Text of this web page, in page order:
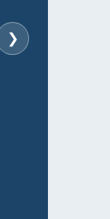
❯